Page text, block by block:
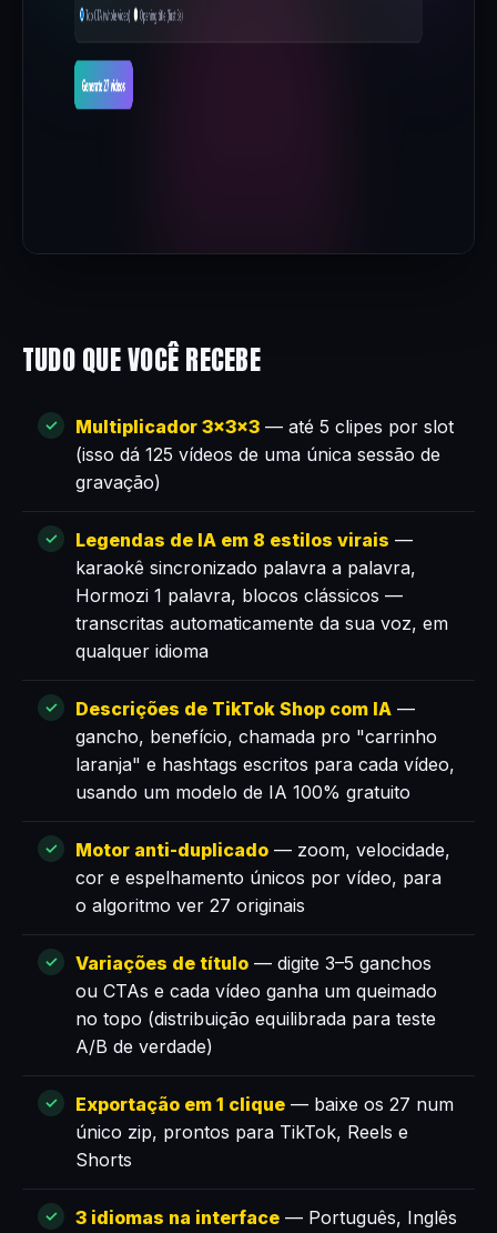
TUDO QUE VOCÊ RECEBE
Multiplicador 3×3×3 — até 5 clipes por slot
(isso dá 125 vídeos de uma única sessão de
gravação)
Legendas de IA em 8 estilos virais —
karaokê sincronizado palavra a palavra,
Hormozi 1 palavra, blocos clássicos —
transcritas automaticamente da sua voz, em
qualquer idioma
Descrições de TikTok Shop com IA —
gancho, benefício, chamada pro "carrinho
laranja" e hashtags escritos para cada vídeo,
usando um modelo de IA 100% gratuito
Motor anti-duplicado — zoom, velocidade,
cor e espelhamento únicos por vídeo, para
o algoritmo ver 27 originais
Variações de título — digite 3–5 ganchos
ou CTAs e cada vídeo ganha um queimado
no topo (distribuição equilibrada para teste
A/B de verdade)
Exportação em 1 clique — baixe os 27 num
único zip, prontos para TikTok, Reels e
Shorts
3 idiomas na interface — Português, Inglês